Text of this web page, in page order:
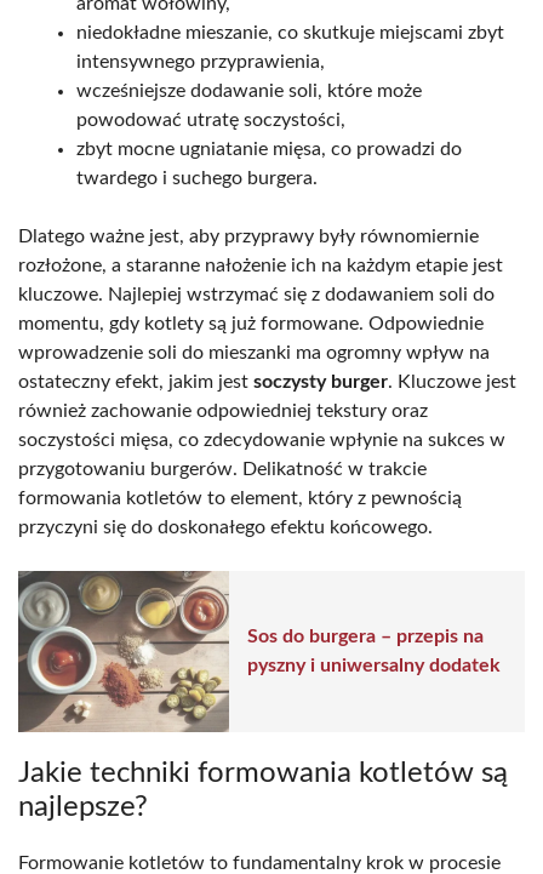
niedokładne mieszanie, co skutkuje miejscami zbyt
intensywnego przyprawienia,
wcześniejsze dodawanie soli, które może
powodować utratę soczystości,
zbyt mocne ugniatanie mięsa, co prowadzi do
twardego i suchego burgera.
Dlatego ważne jest, aby przyprawy były równomiernie
rozłożone, a staranne nałożenie ich na każdym etapie jest
kluczowe. Najlepiej wstrzymać się z dodawaniem soli do
momentu, gdy kotlety są już formowane. Odpowiednie
wprowadzenie soli do mieszanki ma ogromny wpływ na
ostateczny efekt, jakim jest soczysty burger. Kluczowe jest
również zachowanie odpowiedniej tekstury oraz
soczystości mięsa, co zdecydowanie wpłynie na sukces w
przygotowaniu burgerów. Delikatność w trakcie
formowania kotletów to element, który z pewnością
przyczyni się do doskonałego efektu końcowego.
Sos do burgera – przepis na
pyszny i uniwersalny dodatek
Jakie techniki formowania kotletów są
najlepsze?
Formowanie kotletów to fundamentalny krok w procesie